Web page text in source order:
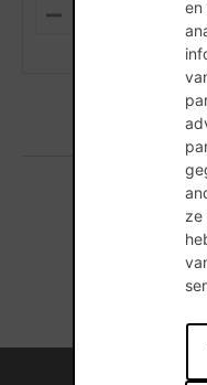
en
ze
M
(min.
1